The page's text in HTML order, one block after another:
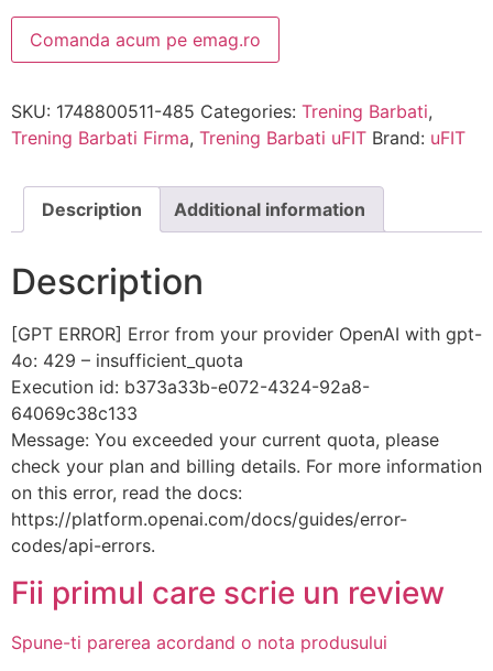
Comanda acum pe emag.ro
SKU: 1748800511-485 Categories: Trening Barbati,
Trening Barbati Firma, Trening Barbati uFIT Brand: uFIT
Description Additional information
Description
[GPT ERROR] Error from your provider OpenAI with gpt-
4o: 429 – insufficient_quota
Execution id: b373a33b-e072-4324-92a8-
64069c38c133
Message: You exceeded your current quota, please
check your plan and billing details. For more information
on this error, read the docs:
https://platform.openai.com/docs/guides/error-
codes/api-errors.
Fii primul care scrie un review
Spune-ti parerea acordand o nota produsului